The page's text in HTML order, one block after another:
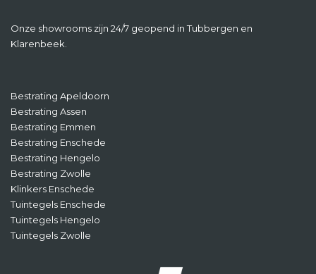
Onze showrooms zijn 24/7 geopend in Tubbergen en
Klarenbeek.
Bestrating Apeldoorn
Bestrating Assen
Bestrating Emmen
Bestrating Enschede
Bestrating Hengelo
Bestrating Zwolle
Klinkers Enschede
Tuintegels Enschede
Tuintegels Hengelo
Tuintegels Zwolle